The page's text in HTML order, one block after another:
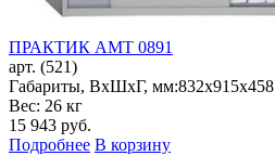
ПРАКТИК AMT 0891
арт. (521)
Габариты, ВxШxГ, мм:832x915x458
Вес: 26 кг
15 943 руб.
Подробнее В корзину